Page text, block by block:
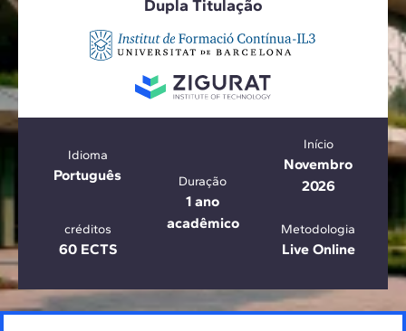
Dupla Titulação
Idioma
Português Duração
1 ano
acadêmico
Início
Novembro
2026
créditos
60 ECTS
Metodologia
Live Online